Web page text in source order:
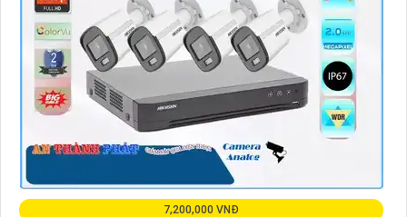
7,200,000 VNĐ